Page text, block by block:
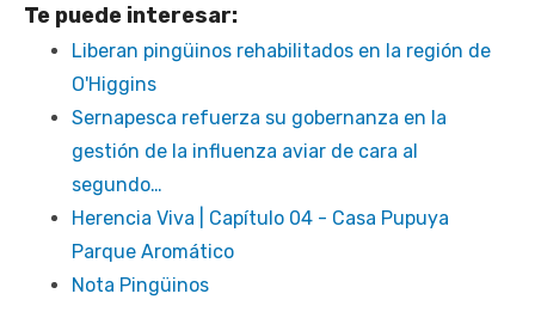
Te puede interesar:
Liberan pingüinos rehabilitados en la región de
O'Higgins
Sernapesca refuerza su gobernanza en la
gestión de la influenza aviar de cara al
segundo…
Herencia Viva | Capítulo 04 - Casa Pupuya
Parque Aromático
Nota Pingüinos